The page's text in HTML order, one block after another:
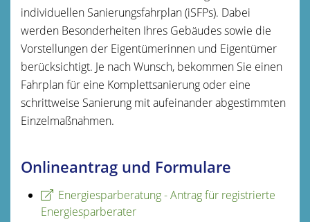
individuellen Sanierungsfahrplan (iSFPs). Dabei
werden Besonderheiten Ihres Gebäudes sowie die
Vorstellungen der Eigentümerinnen und Eigentümer
berücksichtigt. Je nach Wunsch, bekommen Sie einen
Fahrplan für eine Komplettsanierung oder eine
schrittweise Sanierung mit aufeinander abgestimmten
Einzelmaßnahmen.
Onlineantrag und Formulare
Energiesparberatung - Antrag für registrierte
Energiesparberater